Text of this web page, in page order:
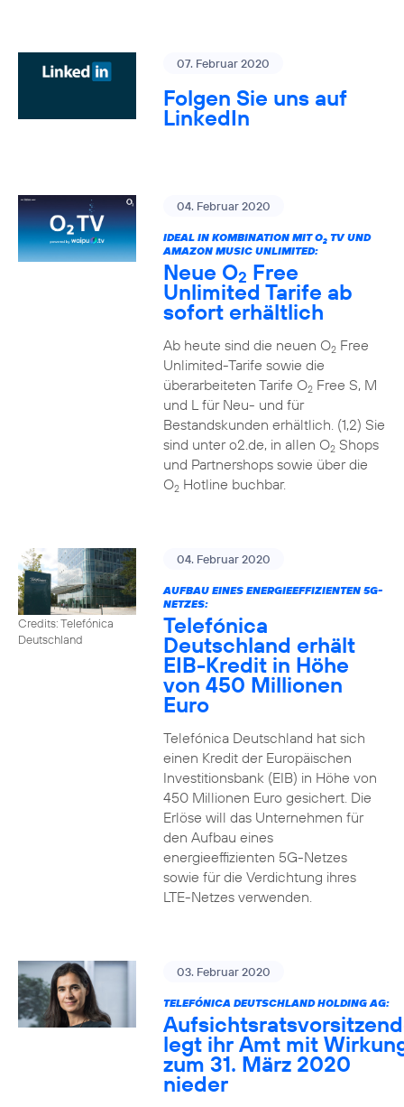
07. Februar 2020
Folgen Sie uns auf
LinkedIn
04. Februar 2020
IDEAL IN KOMBINATION MIT O2TV UND
AMAZON MUSIC UNLIMITED:
Neue O2 Free
Unlimited Tarife ab
sofort erhältlich
Ab heute sind die neuen O2Free
Unlimited-Tarife sowie die
überarbeiteten Tarife O2Free S, M
und L für Neu- und für
Bestandskunden erhältlich. (1,2) Sie
sind unter o2.de, in allen O2Shops
und Partnershops sowie über die
O2Hotline buchbar.
Credits: Telefónica
Deutschland
04. Februar 2020
AUFBAU EINES ENERGIEEFFIZIENTEN 5G-
NETZES:
Telefónica
Deutschland erhält
EIB-Kredit in Höhe
von 450 Millionen
Euro
Telefónica Deutschland hat sich
einen Kredit der Europäischen
Investitionsbank (EIB) in Höhe von
450 Millionen Euro gesichert. Die
Erlöse will das Unternehmen für
den Aufbau eines
energieeffizienten 5G-Netzes
sowie für die Verdichtung ihres
LTE-Netzes verwenden.
03. Februar 2020
TELEFÓNICA DEUTSCHLAND HOLDING AG:
legt ihr Amt mit
zum 31. März 2020
nieder